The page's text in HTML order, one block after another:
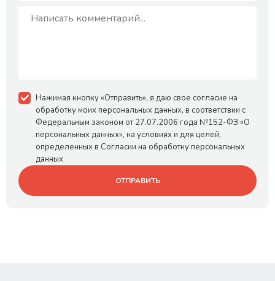
Нажимая кнопку «Отправить», я даю свое согласие на
обработку моих персональных данных, в соответствии с
Федеральным законом от 27.07.2006 года №152-ФЗ «О
персональных данных», на условиях и для целей,
определенных в Согласии на обработку персональных
данных
ОТПРАВИТЬ